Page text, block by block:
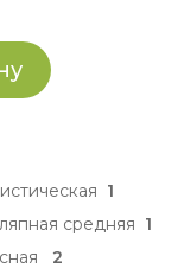
1
средняя 1
2